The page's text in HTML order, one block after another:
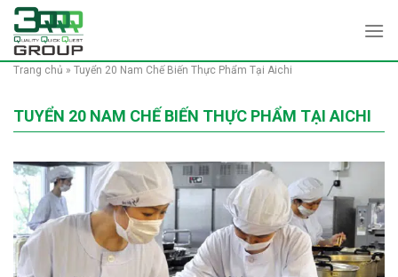
Skip
content
Trang chủ » Tuyển 20 Nam Chế Biến Thực Phẩm Tại Aichi
TUYỂN 20 NAM CHẾ BIẾN THỰC PHẨM TẠI AICHI